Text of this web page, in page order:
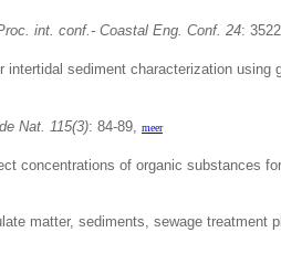
int. conf.- Coastal Eng. Conf. 24:
sediment characterization using
Nat. 115(3): 84-89, meer
concentrations of organic substances
matter, sediments, sewage treatment